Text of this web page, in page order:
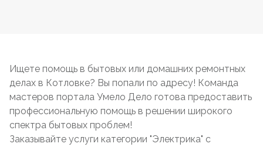
Ищете помощь в бытовых или домашних ремонтных
делах в Котловке? Вы попали по адресу! Команда
мастеров портала Умело Дело готова предоставить
профессиональную помощь в решении широкого
спектра бытовых проблем!
Заказывайте услуги категории "Электрика" с